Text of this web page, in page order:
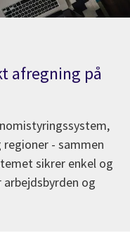
afregning på
- sammen
sikrer enkel og
og